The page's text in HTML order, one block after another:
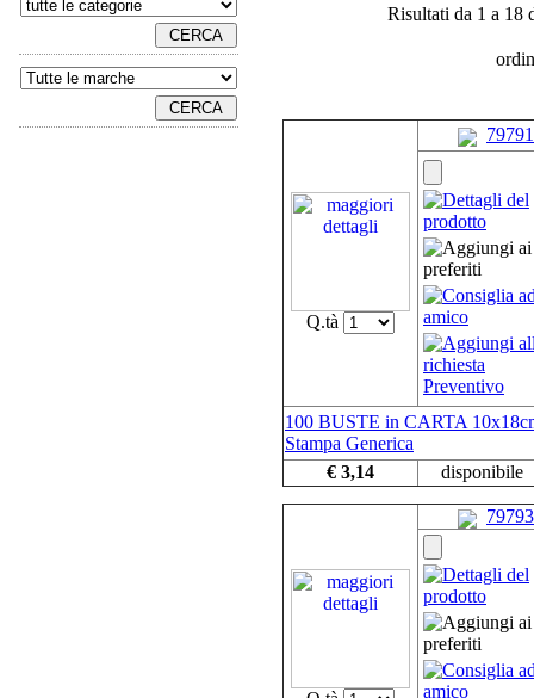
Risultati da 1 a 18
Q.tà
79791
100 BUSTE in CARTA
Stampa Generica
€ 3,14
disponibile
79793